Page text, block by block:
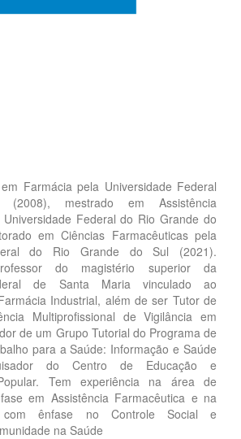
Farmácia pela Universidade Federal
mestrado em Assistência
Federal do Rio Grande do
em Ciências Farmacêuticas pela
do Rio Grande do Sul (2021).
do magistério superior da
de Santa Maria vinculado ao
Industrial, além de ser Tutor de
Multiprofissional de Vigilância em
de um Grupo Tutorial do Programa de
para a Saúde: Informação e Saúde
do Centro de Educação e
Tem experiência na área de
em Assistência Farmacêutica e na
com ênfase no Controle Social e
na Saúde